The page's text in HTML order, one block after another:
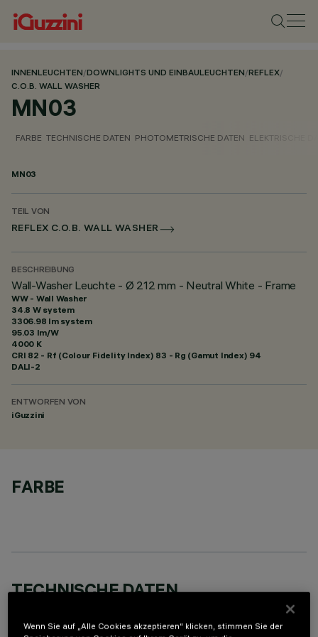
INNENLEUCHTEN/DOWNLIGHTS UND EINBAULEUCHTEN/REFLEX/
C.O.B. WALL WASHER
MN03
FARBE TECHNISCHE DATEN PHOTOMETRISCHE DATEN ELEKTRISCHE
MN03
TEIL VON
REFLEX C.O.B. WALL WASHER
BESCHREIBUNG
Wall-Washer Leuchte - Ø 212 mm - Neutral White - Frame
WW - Wall Washer
34.8 W system
3306.98 lm system
95.03 lm/W
4000 K
CRI 82 - Rf (Colour Fidelity Index) 83 - Rg (Gamut Index) 94
DALI-2
ENTWORFEN VON
iGuzzini
FARBE
TECHNISCHE DATEN
Wenn Sie auf „Alle Cookies akzeptieren“ klicken, stimmen Sie der